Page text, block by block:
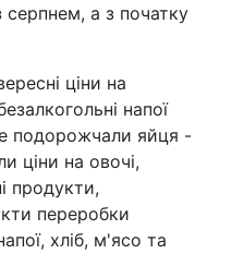
серпнем, а з початку
ціни на
напої
подорожчали яйця -
ціни на овочі,
продукти,
переробки
хліб, м'ясо та